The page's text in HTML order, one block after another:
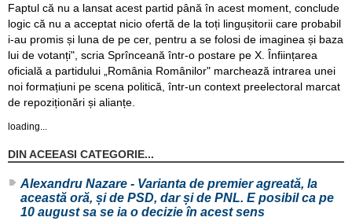
Faptul că nu a lansat acest partid până în acest moment, conclude
logic că nu a acceptat nicio ofertă de la toți lingușitorii care probabil
i-au promis și luna de pe cer, pentru a se folosi de imaginea și baza
lui de votanți", scria Sprînceană într-o postare pe X. Înființarea
oficială a partidului „România Românilor" marchează intrarea unei
noi formațiuni pe scena politică, într-un context preelectoral marcat
de repoziționări și alianțe.
loading...
DIN ACEEASI CATEGORIE...
Alexandru Nazare - Varianta de premier agreată, la
această oră, și de PSD, dar și de PNL. E posibil ca pe
10 august sa se ia o decizie în acest sens